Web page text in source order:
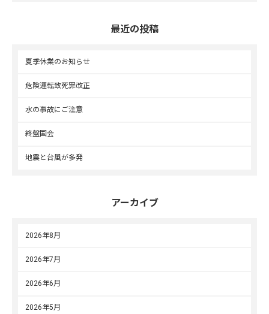
最近の投稿
夏季休業のお知らせ
危険運転致死罪改正
水の事故にご注意
終盤国会
地震と台風が多発
アーカイブ
2026年8月
2026年7月
2026年6月
2026年5月